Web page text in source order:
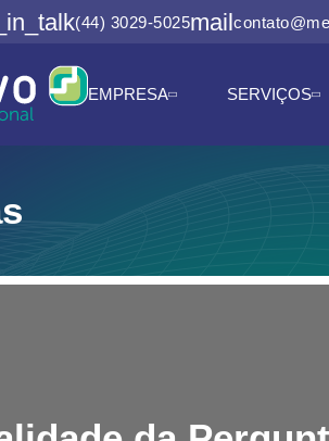
(44) 3029-5025mail
EMPRESA SERVIÇOS